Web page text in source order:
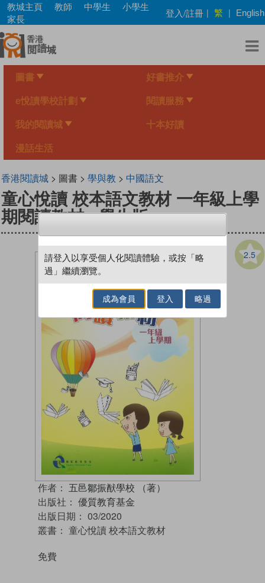
Skip
main
content
教城主頁 教師 中學生
小學生
家長
登入/註冊 | 繁 | English
圖書 好書推介
e悅讀學校計劃 閱讀服務
我的閱讀城 十本好讀
漫話生活
香港閱讀城> 圖書 > 學與教 > 中國語文
童心悅讀 校本語文教材 一年級上學
期閱讀教材 - 學生版
2.5
作者： 五邑鄒振猷學校 （著）
出版社： 優質教育基金
出版日期： 03/2020
叢書： 童心悅讀 校本語文教材
免費
請登入以享受個人化閱讀體驗，或按「略
過」繼續瀏覽。
成為會員 登入 略過